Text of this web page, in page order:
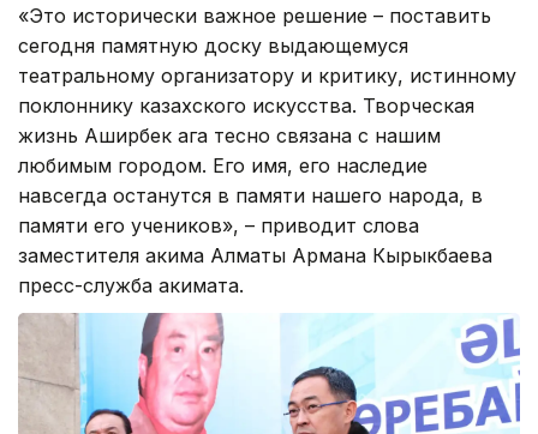
«Это исторически важное решение – поставить
сегодня памятную доску выдающемуся
театральному организатору и критику, истинному
поклоннику казахского искусства. Творческая
жизнь Аширбек ага тесно связана с нашим
любимым городом. Его имя, его наследие
навсегда останутся в памяти нашего народа, в
памяти его учеников», – приводит слова
заместителя акима Алматы Армана Кырыкбаева
пресс-служба акимата.